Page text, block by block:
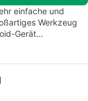
einfache und
Werkzeug
Gerät…